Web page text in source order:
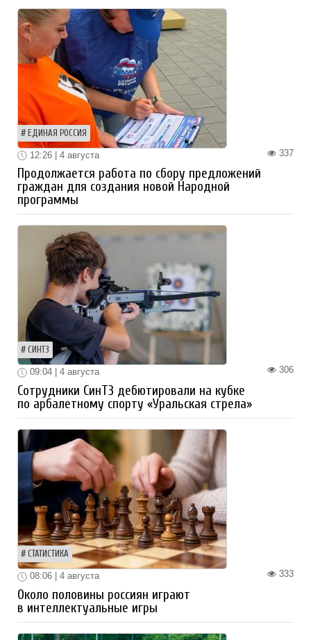
ЕДИНАЯ РОССИЯ
337
12:26 | 4 августа
Продолжается работа по сбору предложений
граждан для создания новой Народной
программы
СИНТЗ
306
09:04 | 4 августа
Сотрудники СинТЗ дебютировали на кубке
по арбалетному спорту «Уральская стрела»
СТАТИСТИКА
333
08:06 | 4 августа
Около половины россиян играют
в интеллектуальные игры